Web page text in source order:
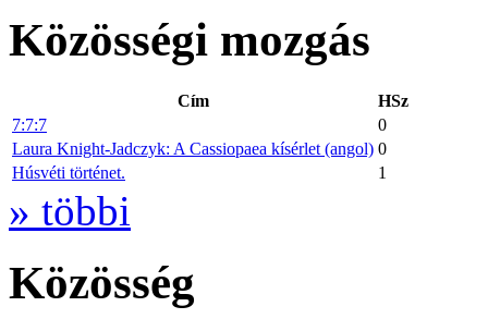
Közösségi mozgás
Cím
HSz
7:7:7
0
Laura Knight-Jadczyk: A Cassiopaea kísérlet (angol) 0
Húsvéti történet.
1
» többi
Közösség